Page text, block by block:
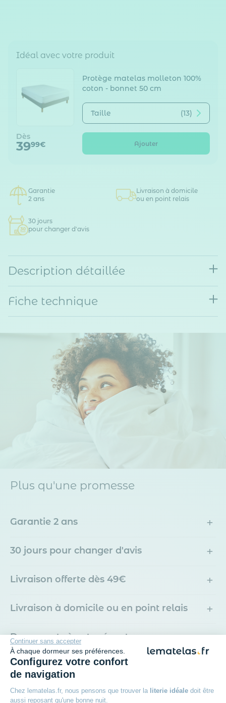
Continuer sans accepter
À chaque dormeur ses préférences.
Configurez votre confort
de navigation
Chez lematelas.fr, nous pensons que trouver la literie idéale doit être
aussi reposant qu'une bonne nuit.
Idéal avec votre produit
Protège matelas molleton 100%
coton - bonnet 50 cm
Taille (13)
Dès
3999€ Ajouter
Garantie
2 ans
Livraison à domicile
ou en point relais
30 jours
pour changer d'avis
Description détaillée
Fiche technique
Plus qu'une promesse
Garantie 2 ans +
30 jours pour changer d'avis +
Livraison offerte dès 49€ +
Livraison à domicile ou en point relais +
Des experts à votre écoute +
Avis des clients
Drap housse double gaze de coton